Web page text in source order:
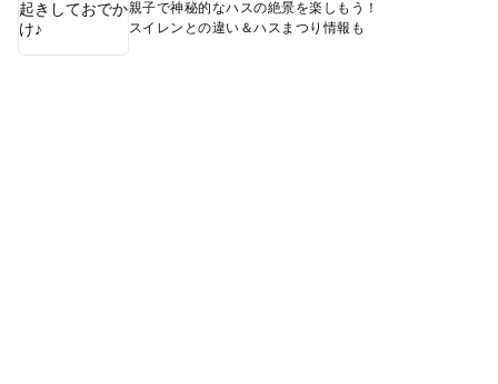
親子で神秘的なハスの絶景を楽しもう！
スイレンとの違い＆ハスまつり情報も